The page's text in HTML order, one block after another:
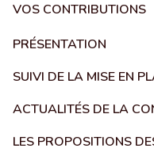
VOS CONTRIBUTIONS
PRÉSENTATION
SUIVI DE LA MISE EN
ACTUALITÉS DE LA
LES PROPOSITIONS